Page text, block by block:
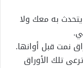
به معك ولا
نمت قبل أوانها.
تلك الأوراق